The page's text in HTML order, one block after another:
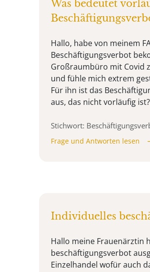
Was bedeutet
Hallo, habe von meinem
Beschäftigungsverbot
Großraumbüro mit Covid
und fühle mich extrem
Für ihn ist das
aus, das nicht vorläufig ist?
Stichwort:
Frage und Antworten lesen
Individuelles
Hallo meine Frauenärztin
beschäftigungsverbot
Einzelhandel wofür auch